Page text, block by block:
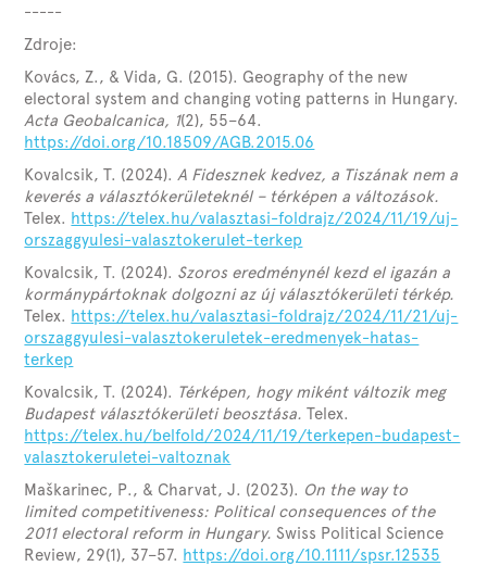
-----
Zdroje:
Kovács, Z., & Vida, G. (2015). Geography of the new
electoral system and changing voting patterns in Hungary.
Acta Geobalcanica, 1(2), 55–64.
https://doi.org/10.18509/AGB.2015.06
Kovalcsik, T. (2024). A Fidesznek kedvez, a Tiszának nem a
keverés a választókerületeknél – térképen a változások.
Telex. https://telex.hu/valasztasi-foldrajz/2024/11/19/uj-
orszaggyulesi-valasztokerulet-terkep
Kovalcsik, T. (2024). Szoros eredménynél kezd el igazán a
kormánypártoknak dolgozni az új választókerületi térkép.
Telex. https://telex.hu/valasztasi-foldrajz/2024/11/21/uj-
orszaggyulesi-valasztokeruletek-eredmenyek-hatas-
terkep
Kovalcsik, T. (2024). Térképen, hogy miként változik meg
Budapest választókerületi beosztása. Telex.
https://telex.hu/belfold/2024/11/19/terkepen-budapest-
valasztokeruletei-valtoznak
Maškarinec, P., & Charvat, J. (2023). On the way to
limited competitiveness: Political consequences of the
2011 electoral reform in Hungary. Swiss Political Science
Review, 29(1), 37–57. https://doi.org/10.1111/spsr.12535